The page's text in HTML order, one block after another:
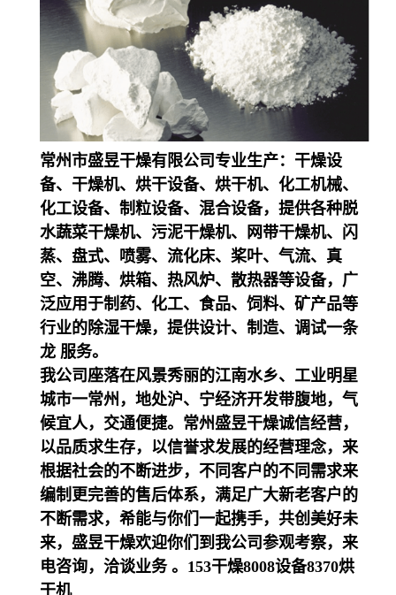
常州市盛昱干燥有限公司专业生产：干燥设
备、干燥机、烘干设备、烘干机、化工机械、
化工设备、制粒设备、混合设备，提供各种脱
水蔬菜干燥机、污泥干燥机、网带干燥机、闪
蒸、盘式、喷雾、流化床、桨叶、气流、真
空、沸腾、烘箱、热风炉、散热器等设备，广
泛应用于制药、化工、食品、饲料、矿产品等
行业的除湿干燥，提供设计、制造、调试一条
龙 服务。
我公司座落在风景秀丽的江南水乡、工业明星
城市一常州，地处沪、宁经济开发带腹地，气
候宜人，交通便捷。常州盛昱干燥诚信经营，
以品质求生存，以信誉求发展的经营理念，来
根据社会的不断进步，不同客户的不同需求来
编制更完善的售后体系，满足广大新老客户的
不断需求，希能与你们一起携手，共创美好未
来，盛昱干燥欢迎你们到我公司参观考察，来
电咨询，洽谈业务 。153干燥8008设备8370烘
干机